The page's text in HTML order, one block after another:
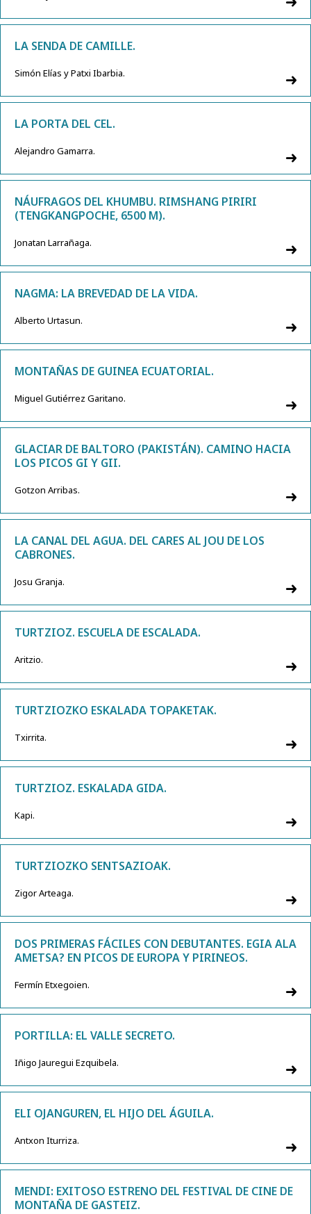
LA SENDA DE CAMILLE.
Simón Elías y Patxi Ibarbia.
LA PORTA DEL CEL.
Alejandro Gamarra.
NÁUFRAGOS DEL KHUMBU. RIMSHANG PIRIRI
(TENGKANGPOCHE, 6500 M).
Jonatan Larrañaga.
NAGMA: LA BREVEDAD DE LA VIDA.
Alberto Urtasun.
MONTAÑAS DE GUINEA ECUATORIAL.
Miguel Gutiérrez Garitano.
GLACIAR DE BALTORO (PAKISTÁN). CAMINO HACIA
LOS PICOS GI Y GII.
Gotzon Arribas.
LA CANAL DEL AGUA. DEL CARES AL JOU DE LOS
CABRONES.
Josu Granja.
TURTZIOZ. ESCUELA DE ESCALADA.
Aritzio.
TURTZIOZKO ESKALADA TOPAKETAK.
Txirrita.
TURTZIOZ. ESKALADA GIDA.
Kapi.
TURTZIOZKO SENTSAZIOAK.
Zigor Arteaga.
DOS PRIMERAS FÁCILES CON DEBUTANTES. EGIA ALA
AMETSA? EN PICOS DE EUROPA Y PIRINEOS.
Fermín Etxegoien.
PORTILLA: EL VALLE SECRETO.
Iñigo Jauregui Ezquibela.
ELI OJANGUREN, EL HIJO DEL ÁGUILA.
Antxon Iturriza.
MENDI: EXITOSO ESTRENO DEL FESTIVAL DE CINE DE
MONTAÑA DE GASTEIZ.